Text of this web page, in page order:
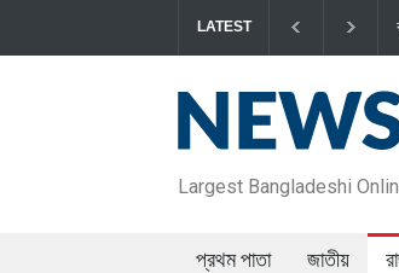
LATEST
বহিষ্কৃত গাজী নজরু‌লের এম‌পি পদ
Largest Bangladeshi
প্রথম পাতা জাতীয়